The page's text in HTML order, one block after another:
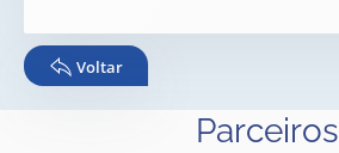
Voltar
Parceiros